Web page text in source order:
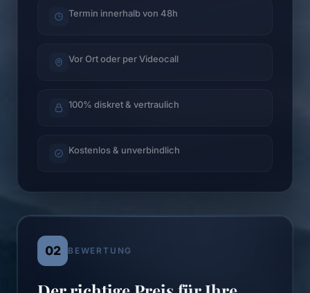
Termin innerhalb von 48h
Vor Ort oder per Videocall
100% diskret & vertraulich
Kostenlos & unverbindlich
02 BEWERTUNG